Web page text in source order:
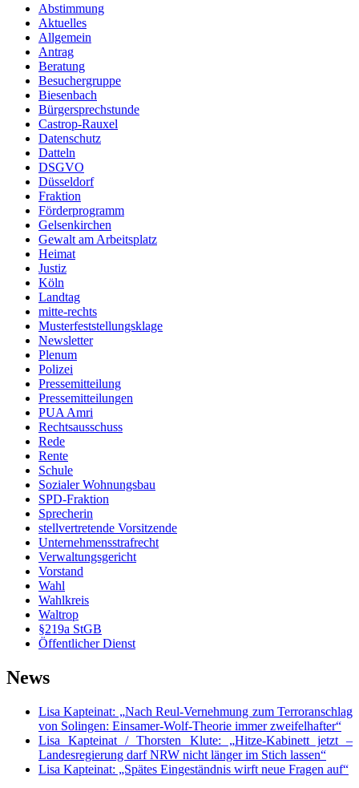
Abstimmung
Aktuelles
Allgemein
Antrag
Beratung
Besuchergruppe
Biesenbach
Bürgersprechstunde
Castrop-Rauxel
Datenschutz
Datteln
DSGVO
Düsseldorf
Fraktion
Förderprogramm
Gelsenkirchen
Gewalt am Arbeitsplatz
Heimat
Justiz
Köln
Landtag
mitte-rechts
Musterfeststellungsklage
Newsletter
Plenum
Polizei
Pressemitteilung
Pressemitteilungen
PUA Amri
Rechtsausschuss
Rede
Rente
Schule
Sozialer Wohnungsbau
SPD-Fraktion
Sprecherin
stellvertretende Vorsitzende
Unternehmensstrafrecht
Verwaltungsgericht
Vorstand
Wahl
Wahlkreis
Waltrop
§219a StGB
Öffentlicher Dienst
News
Lisa Kapteinat: „Nach Reul-Vernehmung zum Terroranschlag
von Solingen: Einsamer-Wolf-Theorie immer zweifelhafter“
Lisa Kapteinat / Thorsten Klute: „Hitze-Kabinett jetzt –
Landesregierung darf NRW nicht länger im Stich lassen“
Lisa Kapteinat: „Spätes Eingeständnis wirft neue Fragen auf“